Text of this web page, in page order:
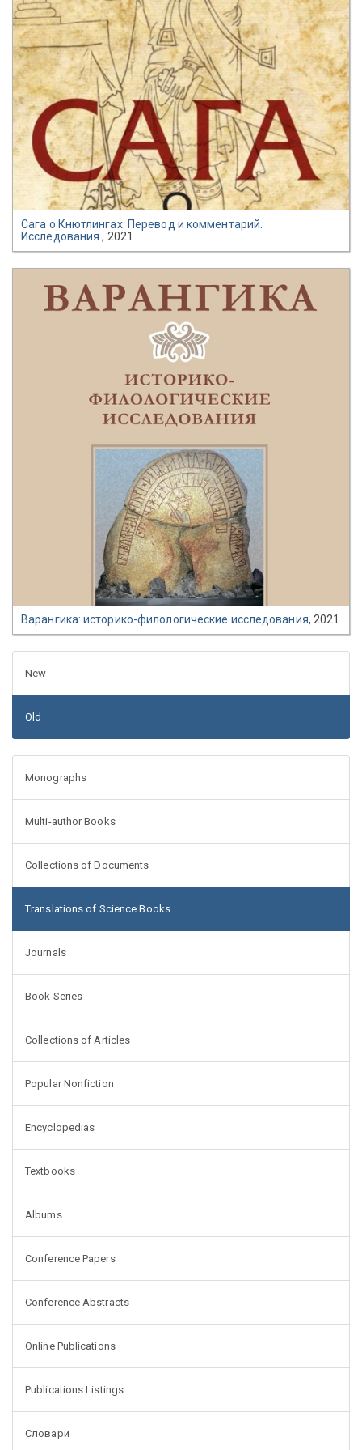
Сага о Кнютлингах: Перевод и комментарий.
Исследования., 2021
Варангика: историко-филологические исследования, 2021
New
Old
Monographs
Multi-author Books
Collections of Documents
Translations of Science Books
Journals
Book Series
Collections of Articles
Popular Nonfiction
Encyclopedias
Textbooks
Albums
Conference Papers
Conference Abstracts
Online Publications
Publications Listings
Словари